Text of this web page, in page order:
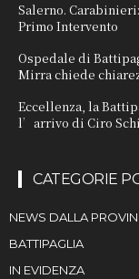
Salerno.
Primo Intervento
Ospedale di
Mirra chiede
Eccellenza, la
l’arrivo di Ciro
CATEGORIE
NEWS DALLA
BATTIPAGLIA
IN EVIDENZA